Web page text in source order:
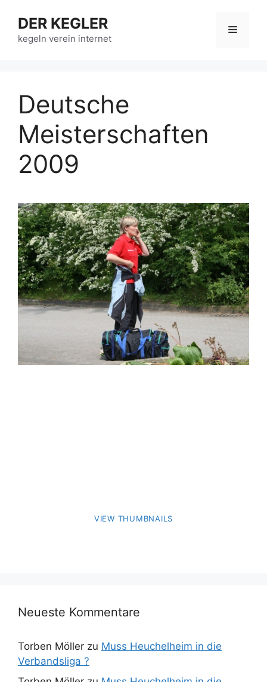
Inhalt
springen
DER KEGLER
kegeln verein internet
Menü
Deutsche
Meisterschaften
2009
VIEW THUMBNAILS
Neueste Kommentare
Torben Möller zu Muss Heuchelheim in die
Verbandsliga ?